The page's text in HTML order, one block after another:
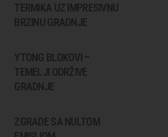
TERMIKA UZ IMPRESIVNU
BRZINU GRADNJE
YTONG BLOKOVI –
TEMELJI ODRŽIVE
GRADNJE
ZGRADE SA NULTOM